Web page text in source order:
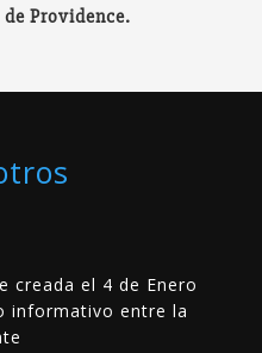
Providence.
creada el 4 de Enero
informativo entre la